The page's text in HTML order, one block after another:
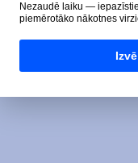
Nezaudē laiku —
piemērotāko nākotnes